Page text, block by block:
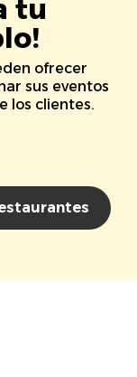
tu
ofrecer
sus eventos
los clientes.